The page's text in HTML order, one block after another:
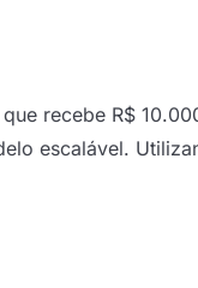
recebe R$
escalável.